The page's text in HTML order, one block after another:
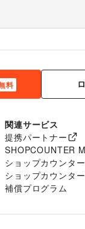
料
関連サービス
提携パートナー
SHOPCOUNTER
ショップカウンタ
ショップカウンタ
補償プログラム